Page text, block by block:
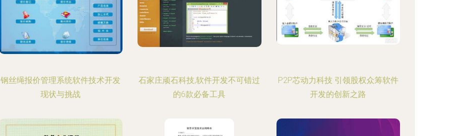
钢丝绳报价管理系统软件技术开发
现状与挑战
石家庄顽石科技,软件开发不可错过
的6款必备工具
P2P芯动力科技 引领股权众筹软件
开发的创新之路